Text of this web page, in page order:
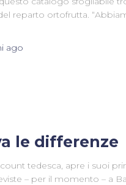
reparto ortofrutta.
ago
le differenze
tedesca, apre i suoi
– per il momento – a